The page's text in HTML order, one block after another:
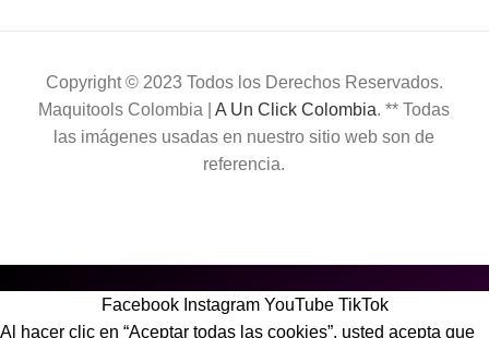
Copyright © 2023 Todos los Derechos Reservados.
Maquitools Colombia |A Un Click Colombia. ** Todas
las imágenes usadas en nuestro sitio web son de
referencia.
Facebook Instagram YouTube TikTok
Al hacer clic en “Aceptar todas las cookies”, usted acepta que